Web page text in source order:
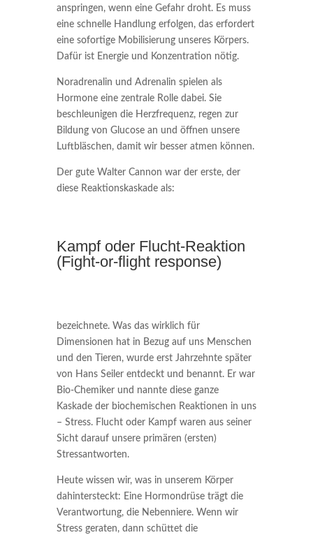
anspringen, wenn eine Gefahr droht. Es muss
eine schnelle Handlung erfolgen, das erfordert
eine sofortige Mobilisierung unseres Körpers.
Dafür ist Energie und Konzentration nötig.
Noradrenalin und Adrenalin spielen als
Hormone eine zentrale Rolle dabei. Sie
beschleunigen die Herzfrequenz, regen zur
Bildung von Glucose an und öffnen unsere
Luftbläschen, damit wir besser atmen können.
Der gute Walter Cannon war der erste, der
diese Reaktionskaskade als:
Kampf oder Flucht-Reaktion
(Fight-or-flight response)
bezeichnete. Was das wirklich für
Dimensionen hat in Bezug auf uns Menschen
und den Tieren, wurde erst Jahrzehnte später
von Hans Seiler entdeckt und benannt. Er war
Bio-Chemiker und nannte diese ganze
Kaskade der biochemischen Reaktionen in uns
– Stress. Flucht oder Kampf waren aus seiner
Sicht darauf unsere primären (ersten)
Stressantworten.
Heute wissen wir, was in unserem Körper
dahintersteckt: Eine Hormondrüse trägt die
Verantwortung, die Nebenniere. Wenn wir
Stress geraten, dann schüttet die